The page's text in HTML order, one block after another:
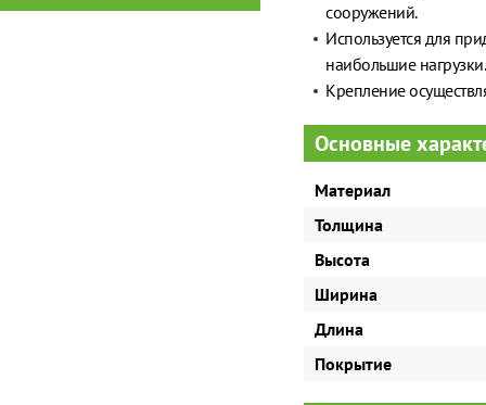
сооружений.
Используется для
наибольшие нагрузки.
Крепление
Основные
Материал
Толщина
Высота
Ширина
Длина
Покрытие